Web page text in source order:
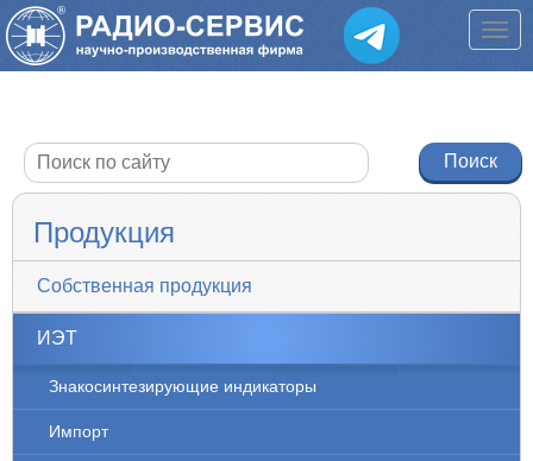
Продукция
Собственная продукция
ИЭТ
Знакосинтезирующие индикаторы
Импорт